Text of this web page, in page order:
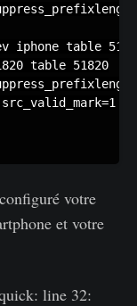
iphone table
table 51820
votre
et votre
line 32: